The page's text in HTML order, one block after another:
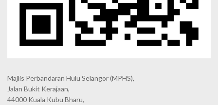
Majlis Perbandaran Hulu Selangor (MPHS),
Jalan Bukit Kerajaan,
44000 Kuala Kubu Bharu,